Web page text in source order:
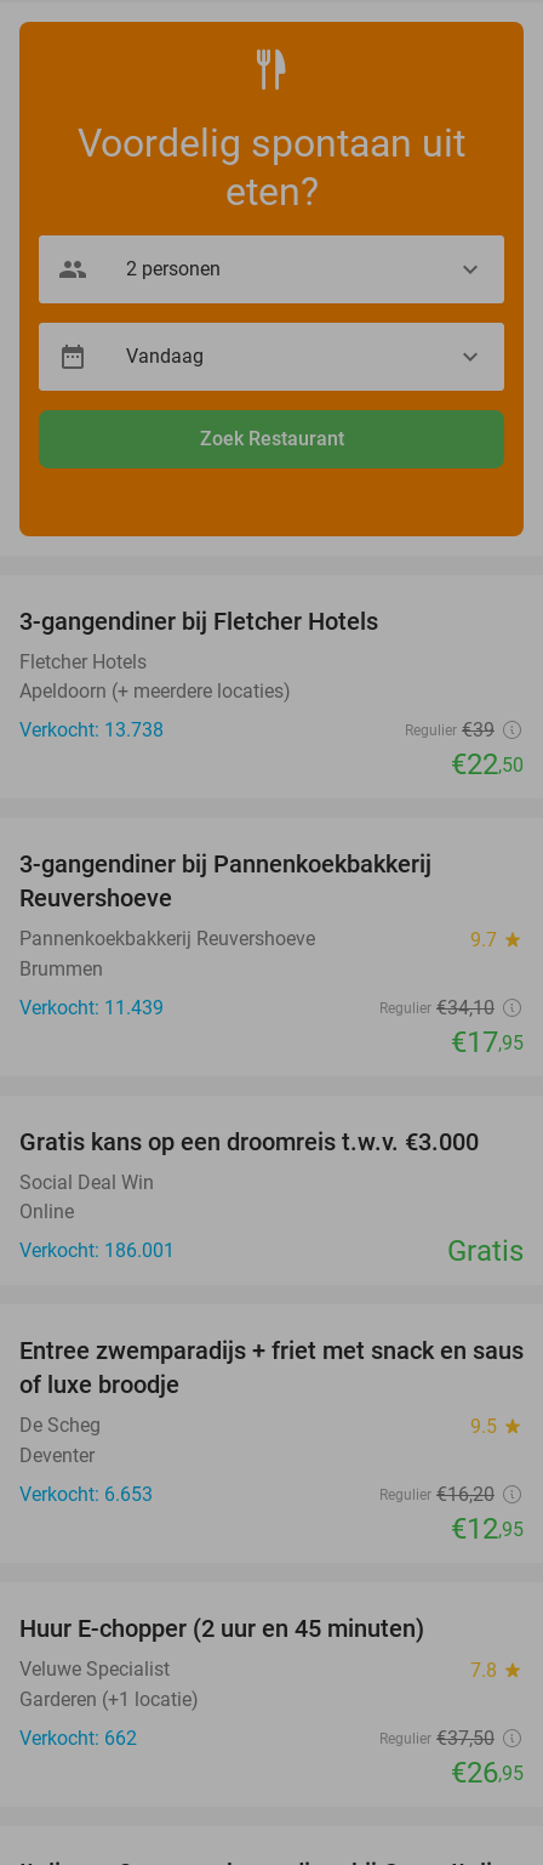
Voordelig spontaan uit
eten?
Zoek Restaurant
3-gangendiner bij Fletcher Hotels
Fletcher Hotels
Apeldoorn (+ meerdere locaties)
Verkocht: 13.738
Regulier €39
€22,50
3-gangendiner bij Pannenkoekbakkerij
Reuvershoeve
Pannenkoekbakkerij Reuvershoeve 9.7 star
Brummen
Verkocht: 11.439
Regulier €34,10
€17,95
Gratis kans op een droomreis t.w.v. €3.000
Social Deal Win
Online
Verkocht: 186.001
Gratis
20%
Entree zwemparadijs + friet met snack en saus
of luxe broodje
De Scheg 9.5 star
Deventer
Verkocht: 6.653
Regulier €16,20
€12,95
Huur E-chopper (2 uur en 45 minuten)
Veluwe Specialist 7.8 star
Garderen (+1 locatie)
Verkocht: 662
Regulier €37,50
€26,95